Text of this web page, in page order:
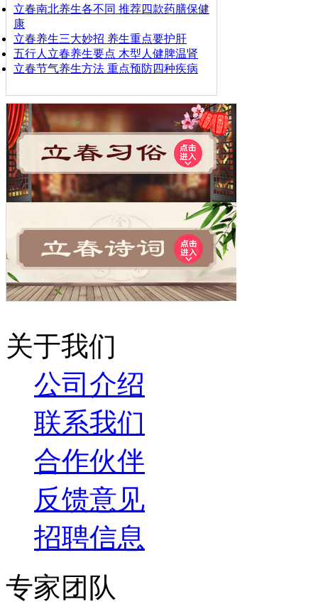
立春南北养生各不同 推荐四款药膳保健
康
立春养生三大妙招 养生重点要护肝
五行人立春养生要点 木型人健脾温肾
立春节气养生方法 重点预防四种疾病
关于我们
公司介绍
联系我们
合作伙伴
反馈意见
招聘信息
专家团队